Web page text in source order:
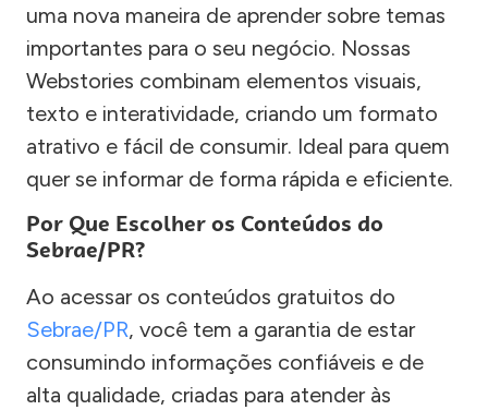
uma nova maneira de aprender sobre temas
importantes para o seu negócio. Nossas
Webstories combinam elementos visuais,
texto e interatividade, criando um formato
atrativo e fácil de consumir. Ideal para quem
quer se informar de forma rápida e eficiente.
Por Que Escolher os Conteúdos do
Sebrae/PR?
Ao acessar os conteúdos gratuitos do
Sebrae/PR, você tem a garantia de estar
consumindo informações confiáveis e de
alta qualidade, criadas para atender às